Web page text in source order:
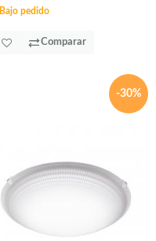
Bajo pedido
Comparar
-30%